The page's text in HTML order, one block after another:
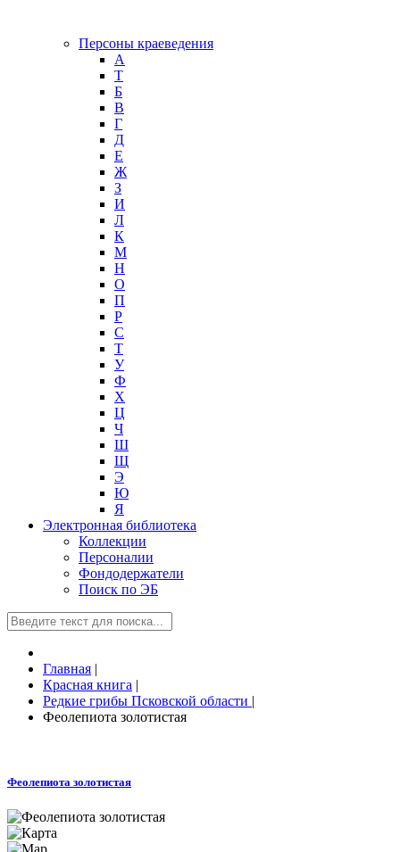
Персоны краеведения
А
T
Б
В
Г
Д
Е
Ж
З
И
Л
К
М
Н
О
П
Р
С
Т
У
Ф
Х
Ц
Ч
Ш
Щ
Э
Ю
Я
Электронная библиотека
Коллекции
Персоналии
Фондодержатели
Поиск по ЭБ
Главная |
Красная книга |
Редкие грибы Псковской области |
Феолепиота золотистая
Феолепиота золотистая